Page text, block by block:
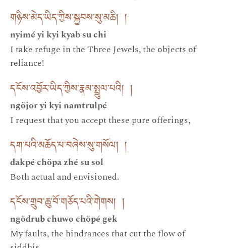
གཉིས་མེད་ཡིད་ཀྱིས་སྐྱབས་སུ་མཆི། །
nyimé yi kyi kyab su chi
I take refuge in the Three Jewels, the objects of
reliance!
དངོས་འབྱོར་ཡིད་ཀྱིས་རྣམ་སྤྲུལ་པའི། །
ngöjor yi kyi namtrulpé
I request that you accept these pure offerings,
དག་པའི་མཆོད་པ་བཞེས་སུ་གསོལ། །
dakpé chöpa zhé su sol
Both actual and envisioned.
དངོས་གྲུབ་ཆུ་བོ་གཅོད་པའི་གེགས། །
ngödrub chuwo chöpé gek
My faults, the hindrances that cut the flow of